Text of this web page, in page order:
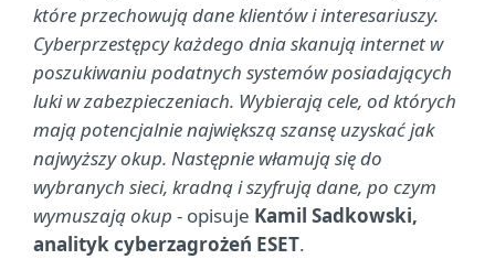
które przechowują dane klientów i interesariuszy.
Cyberprzestępcy każdego dnia skanują internet w
poszukiwaniu podatnych systemów posiadających
luki w zabezpieczeniach. Wybierają cele, od których
mają potencjalnie największą szansę uzyskać jak
najwyższy okup. Następnie włamują się do
wybranych sieci, kradną i szyfrują dane, po czym
wymuszają okup - opisuje Kamil Sadkowski,
analityk cyberzagrożeń ESET.